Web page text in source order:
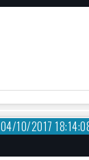
04/10/2017